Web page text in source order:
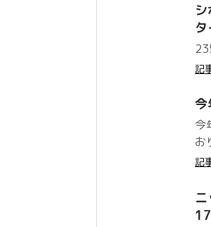
記
今
今
お
記